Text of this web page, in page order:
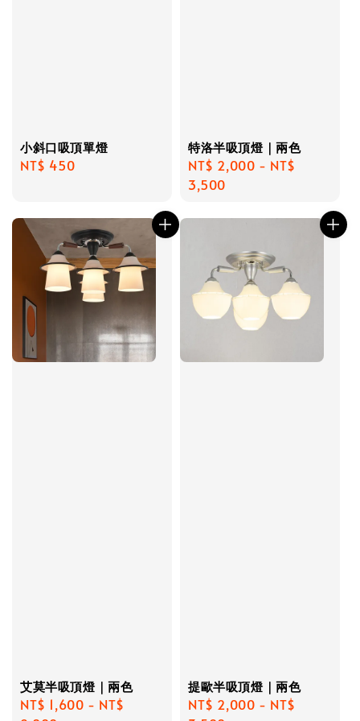
小斜口吸頂單燈
Regular
NT$ 450
特洛半吸頂燈｜兩色
Regular
price
NT$ 2,000 - NT$
3,500
艾莫半吸頂燈｜兩色
Regular
NT$ 1,600 - NT$
提歐半吸頂燈｜兩色
Regular
NT$ 2,000 - NT$